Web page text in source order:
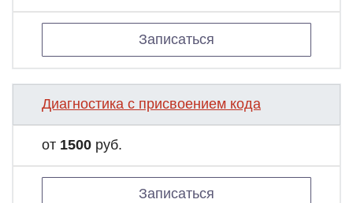
Записаться
Диагностика с присвоением кода
от 1500 руб.
Записаться